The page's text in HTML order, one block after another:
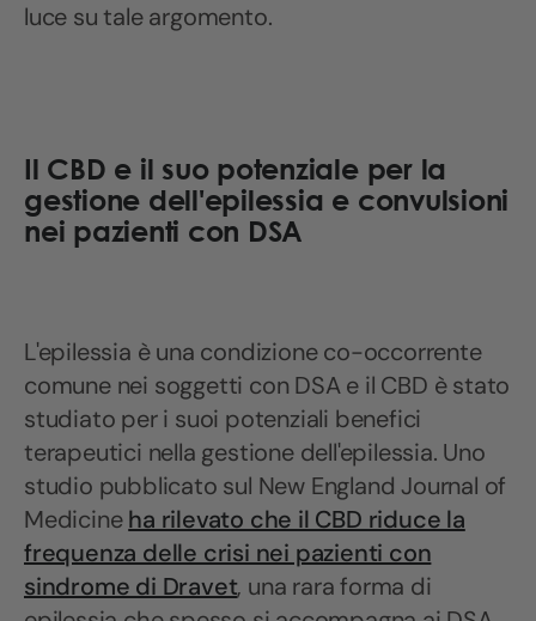
luce su tale argomento.
Il CBD e il suo potenziale per la
gestione dell'epilessia e convulsioni
nei pazienti con DSA
L'epilessia è una condizione co-occorrente
comune nei soggetti con DSA e il CBD è stato
studiato per i suoi potenziali benefici
terapeutici nella gestione dell'epilessia. Uno
studio pubblicato sul New England Journal of
Medicineha rilevato che il CBD riduce la
frequenza delle crisi nei pazienti con
sindrome di Dravet, una rara forma di